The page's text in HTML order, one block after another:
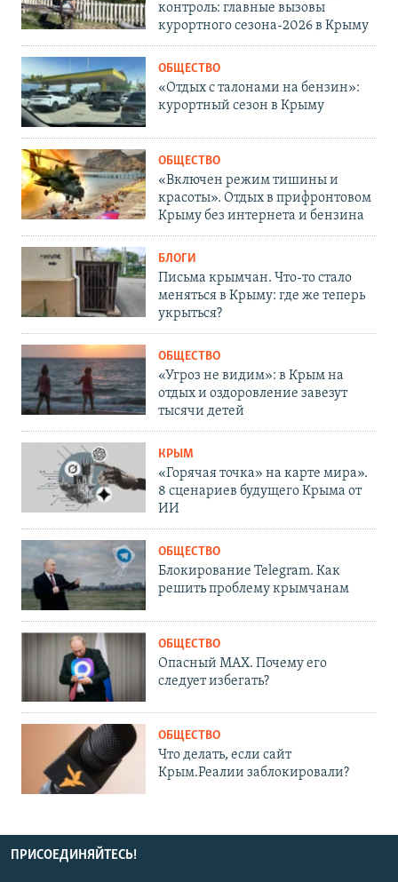
контроль: главные вызовы
курортного сезона-2026 в Крыму
ОБЩЕСТВО
«Отдых с талонами на бензин»:
курортный сезон в Крыму
ОБЩЕСТВО
«Включен режим тишины и
красоты». Отдых в прифронтовом
Крыму без интернета и бензина
БЛОГИ
Письма крымчан. Что-то стало
меняться в Крыму: где же теперь
укрыться?
ОБЩЕСТВО
«Угроз не видим»: в Крым на
отдых и оздоровление завезут
тысячи детей
КРЫМ
«Горячая точка» на карте мира».
8 сценариев будущего Крыма от
ИИ
ОБЩЕСТВО
Блокирование Telegram. Как
решить проблему крымчанам
ОБЩЕСТВО
Опасный MAX. Почему его
следует избегать?
ОБЩЕСТВО
Что делать, если сайт
Крым.Реалии заблокировали?
ПРИСОЕДИНЯЙТЕСЬ!